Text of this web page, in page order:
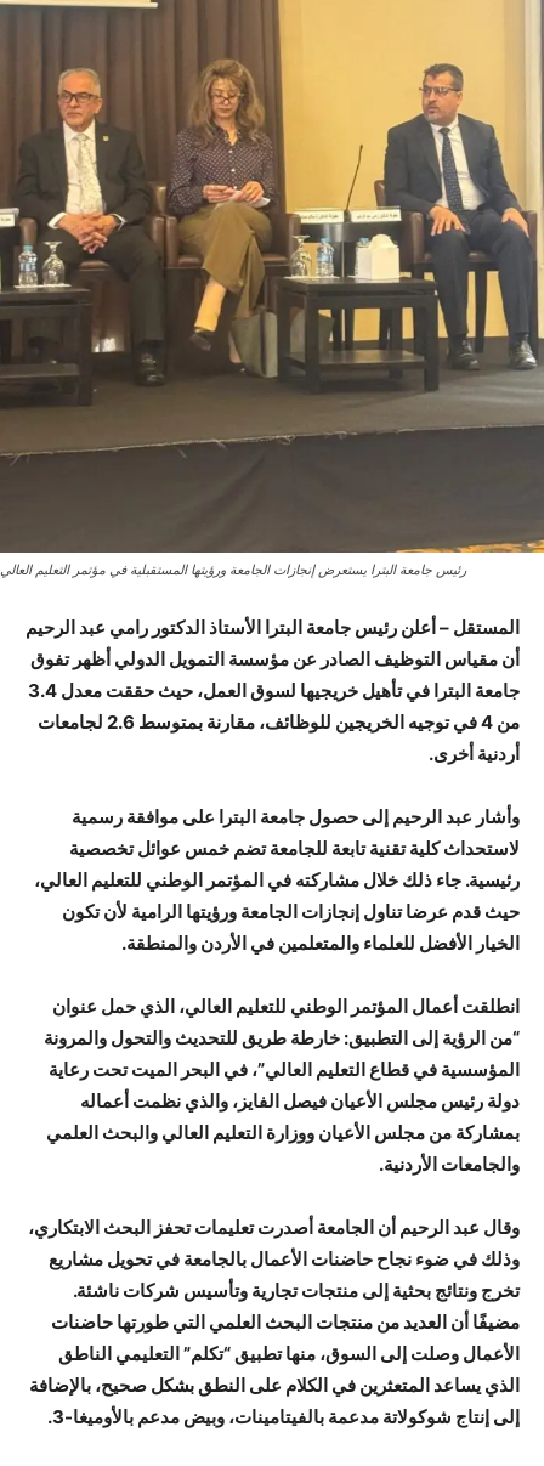
رئيس جامعة البترا يستعرض إنجازات الجامعة ورؤيتها المستقبلية في مؤتمر التعليم العالي
المستقل – أعلن رئيس جامعة البترا الأستاذ الدكتور رامي عبد الرحيم
أن مقياس التوظيف الصادر عن مؤسسة التمويل الدولي أظهر تفوق
جامعة البترا في تأهيل خريجيها لسوق العمل، حيث حققت معدل 3.4
من 4 في توجيه الخريجين للوظائف، مقارنة بمتوسط 2.6 لجامعات
أردنية أخرى.
وأشار عبد الرحيم إلى حصول جامعة البترا على موافقة رسمية
لاستحداث كلية تقنية تابعة للجامعة تضم خمس عوائل تخصصية
رئيسية. جاء ذلك خلال مشاركته في المؤتمر الوطني للتعليم العالي،
حيث قدم عرضا تناول إنجازات الجامعة ورؤيتها الرامية لأن تكون
الخيار الأفضل للعلماء والمتعلمين في الأردن والمنطقة.
انطلقت أعمال المؤتمر الوطني للتعليم العالي، الذي حمل عنوان
“من الرؤية إلى التطبيق: خارطة طريق للتحديث والتحول والمرونة
المؤسسية في قطاع التعليم العالي”، في البحر الميت تحت رعاية
دولة رئيس مجلس الأعيان فيصل الفايز، والذي نظمت أعماله
بمشاركة من مجلس الأعيان ووزارة التعليم العالي والبحث العلمي
والجامعات الأردنية.
وقال عبد الرحيم أن الجامعة أصدرت تعليمات تحفز البحث الابتكاري،
وذلك في ضوء نجاح حاضنات الأعمال بالجامعة في تحويل مشاريع
تخرج ونتائج بحثية إلى منتجات تجارية وتأسيس شركات ناشئة.
مضيفًا أن العديد من منتجات البحث العلمي التي طورتها حاضنات
الأعمال وصلت إلى السوق، منها تطبيق “تكلم” التعليمي الناطق
الذي يساعد المتعثرين في الكلام على النطق بشكل صحيح، بالإضافة
إلى إنتاج شوكولاتة مدعمة بالفيتامينات، وبيض مدعم بالأوميغا-3.